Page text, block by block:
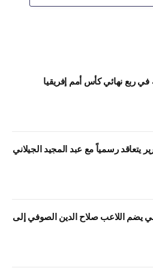
في ربع نهائي كأس أمم إفريقيا
يتعاقد رسمياً مع عبد المجيد الجيلاني
يضم اللاعب صلاح الدين الصوفي إلى